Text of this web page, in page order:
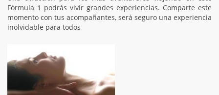
Fórmula 1 podrás vivir grandes experiencias. Comparte este
momento con tus acompañantes, será seguro una experiencia
inolvidable para todos